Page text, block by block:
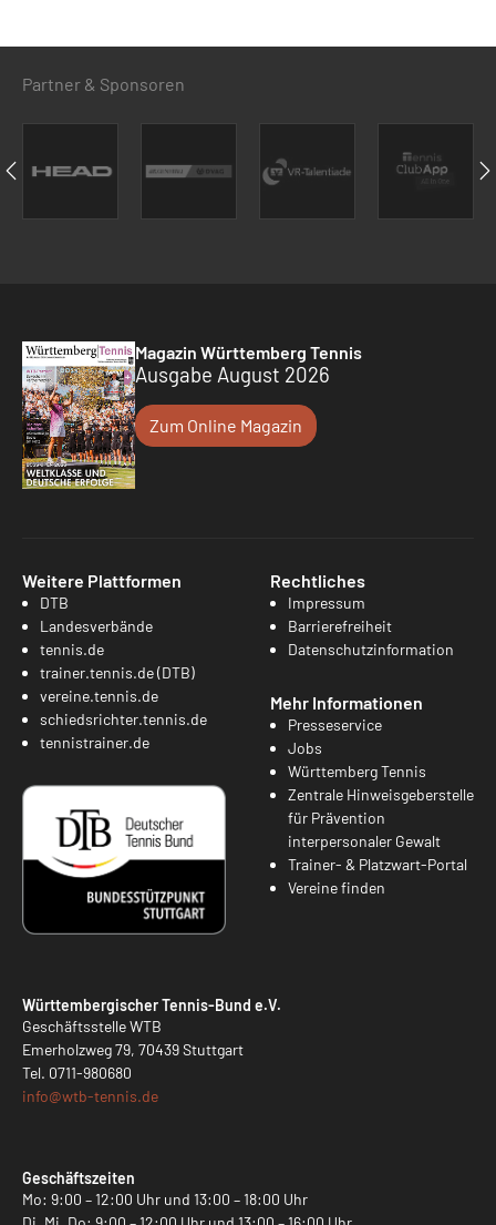
Partner & Sponsoren
Magazin Württemberg Tennis
Ausgabe August 2026
Zum Online Magazin
Weitere Plattformen
DTB
Landesverbände
tennis.de
trainer.tennis.de (DTB)
vereine.tennis.de
schiedsrichter.tennis.de
tennistrainer.de
Rechtliches
Impressum
Barrierefreiheit
Datenschutzinformation
Mehr Informationen
Presseservice
Jobs
Württemberg Tennis
Zentrale Hinweisgeberstelle
für Prävention
interpersonaler Gewalt
Trainer- & Platzwart-Portal
Vereine finden
Württembergischer Tennis-Bund e.V.
Geschäftsstelle WTB
Emerholzweg 79, 70439 Stuttgart
Tel. 0711-980680
info@wtb-tennis.de
Geschäftszeiten
Mo: 9:00 – 12:00 Uhr und 13:00 – 18:00 Uhr